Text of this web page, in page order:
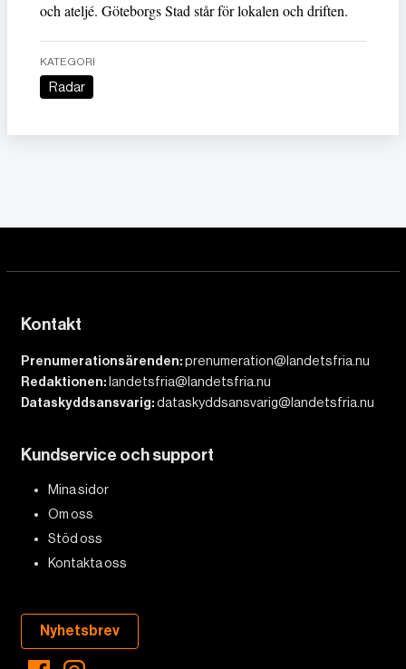
och ateljé. Göteborgs Stad står för lokalen och driften.
KATEGORI
Radar
Kontakt
Prenumerationsärenden:prenumeration@landetsfria.nu
Redaktionen: landetsfria@landetsfria.nu
Dataskyddsansvarig:dataskyddsansvarig@landetsfria.nu
Kundservice och support
Mina sidor
Om oss
Stöd oss
Kontakta oss
Nyhetsbrev